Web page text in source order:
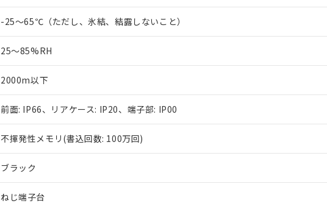
-25～65℃（ただし、氷結、結露しないこと）
25～85%RH
2000m以下
前面: IP66、リアケース: IP20、端子部: IP00
不揮発性メモリ(書込回数: 100万回)
ブラック
ねじ端子台